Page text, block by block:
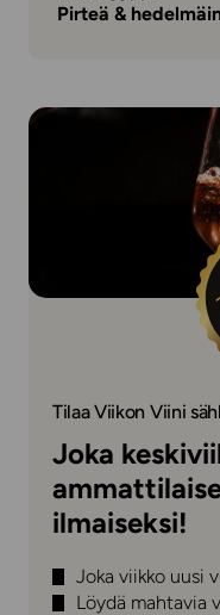
Pirteä &
Tilaa Viikon Viini
Joka
ilmaiseksi!
Joka viikko uusi
Löydä mahtavia